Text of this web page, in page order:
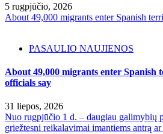
5 rugpjūčio, 2026
About 49,000 migrants enter Spanish
PASAULIO NAUJIENOS
About 49,000 migrants enter Spanish
officials say
31 liepos, 2026
Nuo rugpjūčio 1 d. – daugiau galimybių
griežtesni reikalavimai imantiems antrą